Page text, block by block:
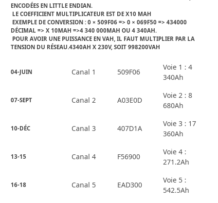
ENCODÉES EN LITTLE ENDIAN.
LE COEFFICIENT MULTIPLICATEUR EST DE X10 MAH
DÉCIMAL => X 10MAH =>4 340 000MAH OU 4 340AH.
TENSION DU RÉSEAU.4340AH X 230V, SOIT 998200VAH
04-JUIN Canal 1 509F06
Voie 1 : 4
340Ah
07-SEPT Canal 2 A03E0D
Voie 2 : 8
680Ah
10-DÉC Canal 3 407D1A
Voie 3 : 17
360Ah
13-15 Canal 4 F56900
Voie 4 :
271.2Ah
16-18 Canal 5 EAD300
Voie 5 :
542.5Ah